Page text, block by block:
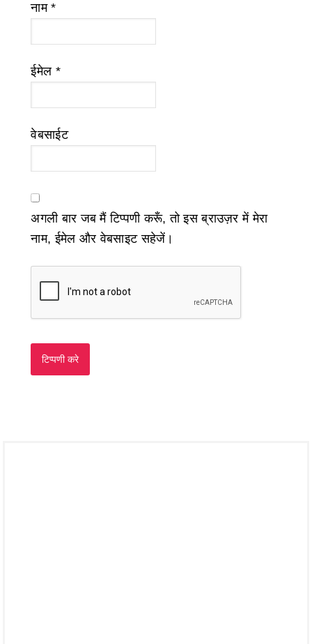
नाम*
ईमेल *
वेबसाईट
अगली बार जब मैं टिप्पणी करूँ, तो इस ब्राउज़र में मेरा
नाम, ईमेल और वेबसाइट सहेजें।